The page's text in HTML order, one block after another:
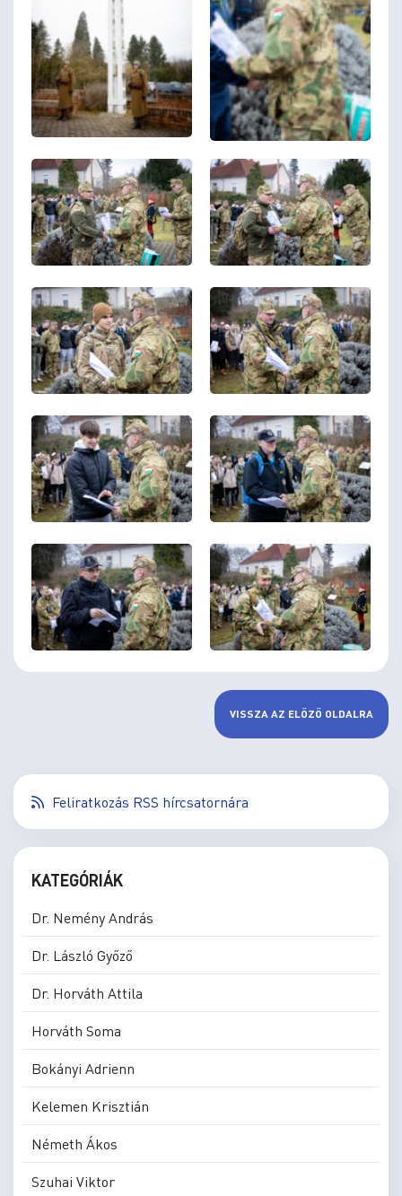
VISSZA AZ ELŐZŐ OLDALRA
Feliratkozás RSS hírcsatornára
KATEGÓRIÁK
Dr. Nemény András
Dr. László Győző
Dr. Horváth Attila
Horváth Soma
Bokányi Adrienn
Kelemen Krisztián
Németh Ákos
Szuhai Viktor